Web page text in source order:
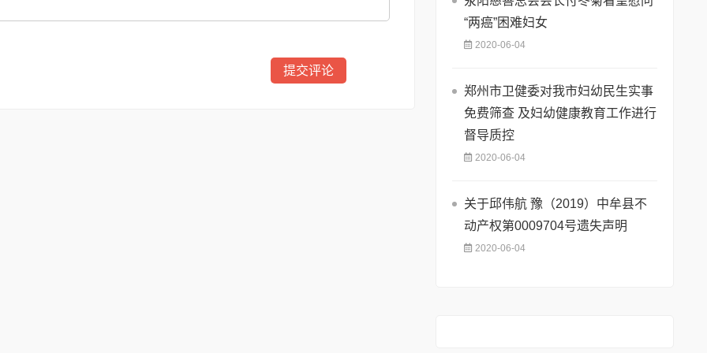
“两癌”困难妇女
2020-06-04
郑州市卫健委对我市妇幼民生实事
免费筛查 及妇幼健康教育工作进行
督导质控
2020-06-04
关于邱伟航 豫（2019）中牟县不
动产权第0009704号遗失声明
2020-06-04